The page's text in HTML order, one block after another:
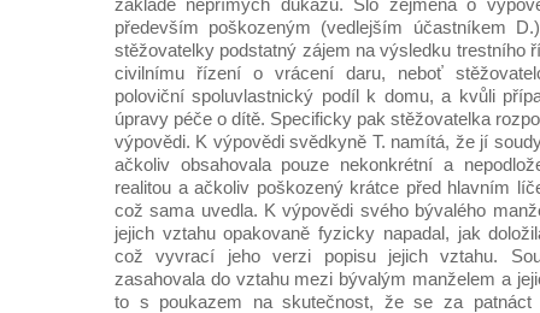
základě nepřímých důkazů. Šlo zejména o
především poškozeným (vedlejším účastníkem
stěžovatelky podstatný zájem na výsledku trestního
civilnímu řízení o vrácení daru, neboť
poloviční spoluvlastnický podíl k domu, a kvůli
úpravy péče o dítě. Specificky pak stěžovatelka
výpovědi. K výpovědi svědkyně T. namítá, že jí
ačkoliv obsahovala pouze nekonkrétní a
realitou a ačkoliv poškozený krátce před hlavním
což sama uvedla. K výpovědi svého bývalého
jejich vztahu opakovaně fyzicky napadal, jak
což vyvrací jeho verzi popisu jejich vztahu.
zasahovala do vztahu mezi bývalým manželem a
to s poukazem na skutečnost, že se za patnáct